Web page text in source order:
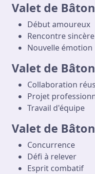
Valet de
Début amoureux
Rencontre sincère
Nouvelle émotion
Valet de
Collaboration
Projet
Travail d'équipe
Valet de
Concurrence
Défi à relever
Esprit combatif